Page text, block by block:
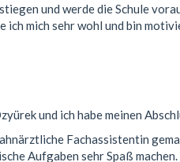
und werde die Schule
mich sehr wohl und bin
und ich habe meinen
Fachassistentin
Aufgaben sehr Spaß machen.